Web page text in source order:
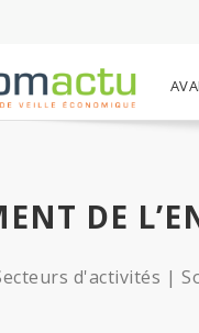
DE
d'activités